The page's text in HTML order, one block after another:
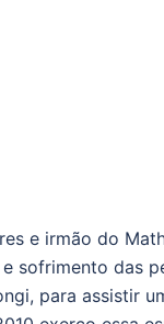
e irmão do
sofrimento das
para assistir